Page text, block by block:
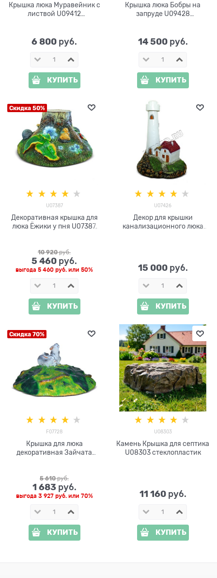
Крышка люка Муравейник с
листвой U09412
6 800 руб.
КУПИТЬ
Крышка люка Бобры на
запруде U09428
14 500 руб.
КУПИТЬ
Скидка 50%
U07387
Декоративная крышка для
люка Ёжики у пня U07387,
10 920 руб.
5 460 руб.
выгода 5 460 руб. или 50%
КУПИТЬ
U07426
Декор для крышки
канализационного люка
15 000 руб.
КУПИТЬ
Скидка 70%
F07728
Крышка для люка
декоративная Зайчата
5 610 руб.
1 683 руб.
выгода 3 927 руб.или 70%
КУПИТЬ
U08303
Камень Крышка для септика
U08303 стеклопластик
11 160 руб.
КУПИТЬ